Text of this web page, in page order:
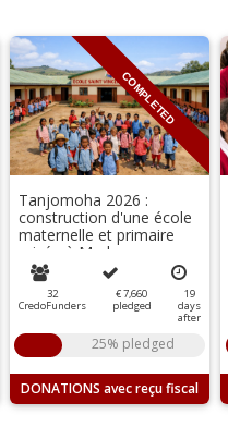
COMPLETED
Tanjomoha 2026 :
construction d'une école
maternelle et primaire
privée à Madagascar
32
CredoFunders
€ 7,660
pledged
19
days
after
25% pledged
DONATIONS